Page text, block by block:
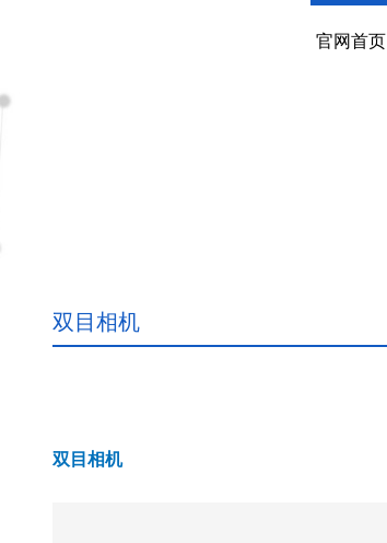
官网首页
双目相机
双目相机